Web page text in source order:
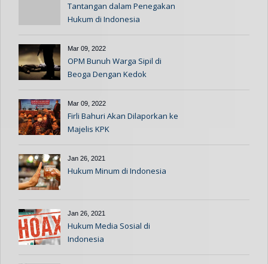
Tantangan dalam Penegakan
Hukum di Indonesia
Mar 09, 2022
OPM Bunuh Warga Sipil di
Beoga Dengan Kedok
Mar 09, 2022
Firli Bahuri Akan Dilaporkan ke
Majelis KPK
Jan 26, 2021
Hukum Minum di Indonesia
Jan 26, 2021
Hukum Media Sosial di
Indonesia